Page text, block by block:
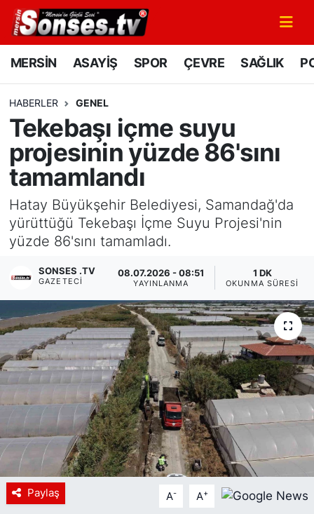
MERSİN ASAYİŞ SPOR ÇEVRE SAĞLIK
HABERLER GENEL
Tekebaşı içme suyu
projesinin yüzde 86'sını
tamamlandı
Hatay Büyükşehir Belediyesi, Samandağ'da
yürüttüğü Tekebaşı İçme Suyu Projesi'nin
yüzde 86'sını tamamladı.
SONSES .TV
GAZETECI
08.07.2026 - 08:51
YAYINLANMA
1 DK
OKUNMA SÜRESI
Paylaş A- A+
MERSİN
SPOR
GÜNÜN MANŞETİ
DÜNYA
KÜLTÜR - SANAT
MAGAZİN
SAĞLIK
Siyaset
YEREL HABER
Haberde insan
Tanıtım
Mersin Nöbetçi Eczaneler
Mersin Namaz Vakitleri
Mersin Trafik Yoğunluk Haritası
Süper Lig Puan Durumu ve Fikstür
Tüm Manşetler
Son Dakika Haberleri
Haber Arşivi